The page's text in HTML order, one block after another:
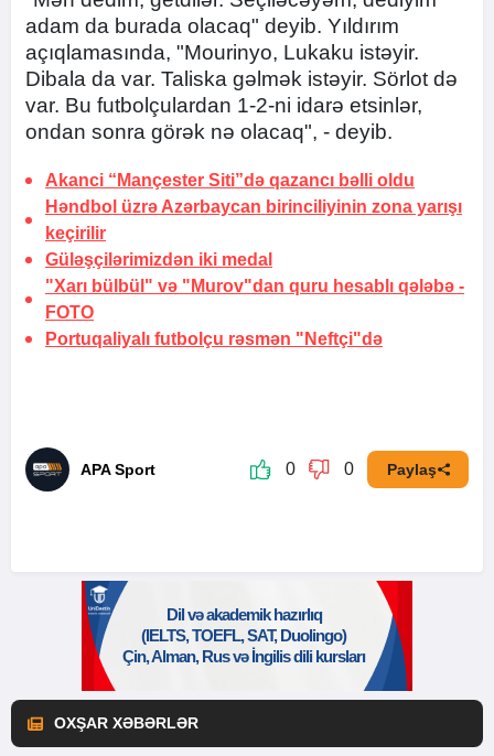
adam da burada olacaq" deyib. Yıldırım
açıqlamasında, "Mourinyo, Lukaku istəyir.
Dibala da var. Taliska gəlmək istəyir. Sörlot də
var. Bu futbolçulardan 1-2-ni idarə etsinlər,
ondan sonra görək nə olacaq", - deyib.
Akanci “Mançester Siti”də qazancı bəlli oldu
Həndbol üzrə Azərbaycan birinciliyinin zona yarışı
keçirilir
Güləşçilərimizdən iki medal
"Xarı bülbül" və "Murov"dan quru hesablı qələbə -
FOTO
Portuqaliyalı futbolçu rəsmən "Neftçi"də
APA Sport 0 0 Paylaş
OXŞAR XƏBƏRLƏR